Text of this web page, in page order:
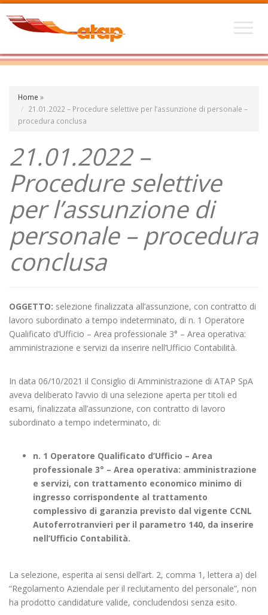
Home »
21.01.2022 – Procedure selettive per l’assunzione di personale –
procedura conclusa
21.01.2022 –
Procedure selettive
per l’assunzione di
personale – procedura
conclusa
OGGETTO: selezione finalizzata all’assunzione, con contratto di
lavoro subordinato a tempo indeterminato, di n. 1 Operatore
Qualificato d’Ufficio – Area professionale 3° – Area operativa:
amministrazione e servizi da inserire nell’Ufficio Contabilità.
In data 06/10/2021 il Consiglio di Amministrazione di ATAP SpA
aveva deliberato l’avvio di una selezione aperta per titoli ed
esami, finalizzata all’assunzione, con contratto di lavoro
subordinato a tempo indeterminato, di:
n. 1 Operatore Qualificato d’Ufficio – Area
professionale 3° – Area operativa: amministrazione
e servizi, con trattamento economico minimo di
ingresso corrispondente al trattamento
complessivo di garanzia previsto dal vigente CCNL
Autoferrotranvieri per il parametro 140, da inserire
nell’Ufficio Contabilità.
La selezione, esperita ai sensi dell’art. 2, comma 1, lettera a) del
“Regolamento Aziendale per il reclutamento del personale”, non
ha prodotto candidature valide, concludendosi senza esito.